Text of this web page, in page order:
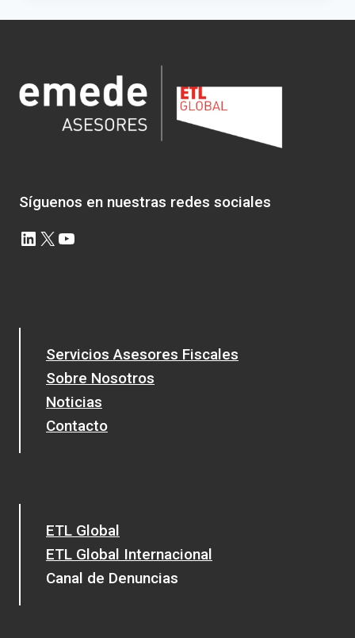
Síguenos en nuestras redes sociales
LinkedIn
X YouTube
Servicios Asesores Fiscales
Sobre Nosotros
Noticias
Contacto
ETL Global
ETL Global Internacional
Canal de Denuncias